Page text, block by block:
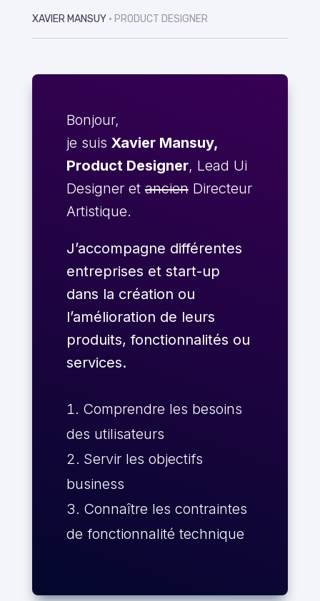
XAVIER MANSUY • PRODUCT DESIGNER
Bonjour,
je suis Xavier Mansuy,
Product Designer, Lead Ui
Designer etancienDirecteur
Artistique.
J’accompagne différentes
entreprises et start-up
dans la création ou
l’amélioration de leurs
produits, fonctionnalités ou
services.
Comprendre les besoins
des utilisateurs
Servir les objectifs
business
Connaître les contraintes
de fonctionnalité technique